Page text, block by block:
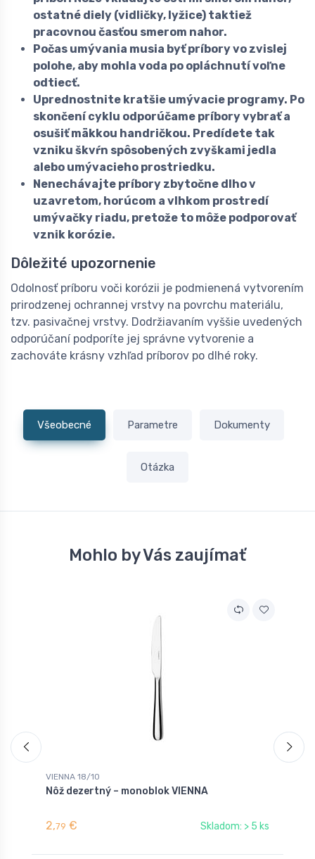
ostatné diely (vidličky, lyžice) taktiež
pracovnou časťou smerom nahor.
Počas umývania musia byť príbory vo zvislej
polohe, aby mohla voda po opláchnutí voľne
odtiecť.
Uprednostnite kratšie umývacie programy. Po
skončení cyklu odporúčame príbory vybrať a
osušiť mäkkou handričkou. Predídete tak
vzniku škvŕn spôsobených zvyškami jedla
alebo umývacieho prostriedku.
Nenechávajte príbory zbytočne dlho v
uzavretom, horúcom a vlhkom prostredí
umývačky riadu, pretože to môže podporovať
vznik korózie.
Dôležité upozornenie
Odolnosť príboru voči korózii je podmienená vytvorením
prirodzenej ochrannej vrstvy na povrchu materiálu,
tzv. pasivačnej vrstvy. Dodržiavaním vyššie uvedených
odporúčaní podporíte jej správne vytvorenie a
zachováte krásny vzhľad príborov po dlhé roky.
Všeobecné Parametre Dokumenty
Otázka
Mohlo by Vás zaujímať
VIENNA 18/10
Nôž dezertný – monoblok VIENNA
2,79 € Skladom: > 5 ks